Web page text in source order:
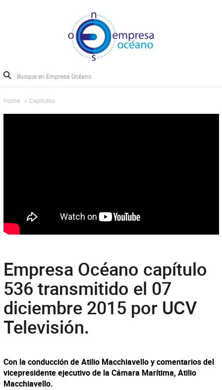
Home Capítulos
Empresa Océano capítulo
536 transmitido el 07
diciembre 2015 por UCV
Televisión.
Con la conducción de Atilio Macchiavello y comentarios del
vicepresidente ejecutivo de la Cámara Marítima, Atilio
Macchiavello.